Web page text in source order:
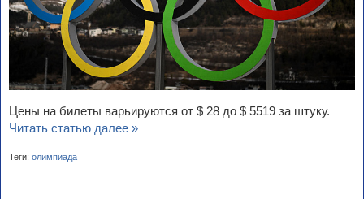
Цены на билеты варьируются от $ 28 до $ 5519 за штуку.
Читать статью далее »
Теги: олимпиада